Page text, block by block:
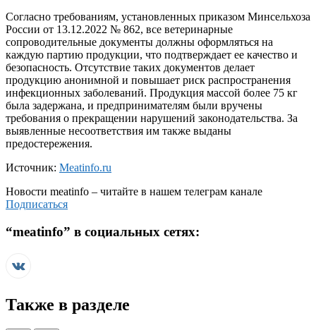
Согласно требованиям, установленных приказом Минсельхоза
России от 13.12.2022 № 862, все ветеринарные
сопроводительные документы должны оформляться на
каждую партию продукции, что подтверждает ее качество и
безопасность. Отсутствие таких документов делает
продукцию анонимной и повышает риск распространения
инфекционных заболеваний. Продукция массой более 75 кг
была задержана, и предпринимателям были вручены
требования о прекращении нарушений законодательства. За
выявленные несоответствия им также выданы
предостережения.
Источник: Meatinfo.ru
Новости meatinfo – читайте в нашем телеграм канале
Подписаться
“meatinfo” в социальных сетях:
Также в разделе